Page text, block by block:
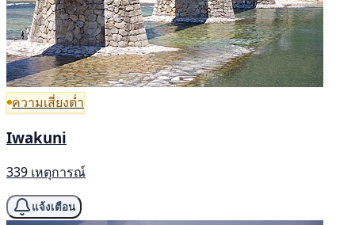
ความเสี่ยงต่ำ
Iwakuni
339 เหตุการณ์
แจ้งเตือน